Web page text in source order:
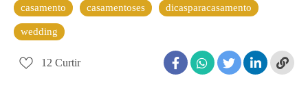
casamento casamentoses dicasparacasamento
wedding
12 Curtir